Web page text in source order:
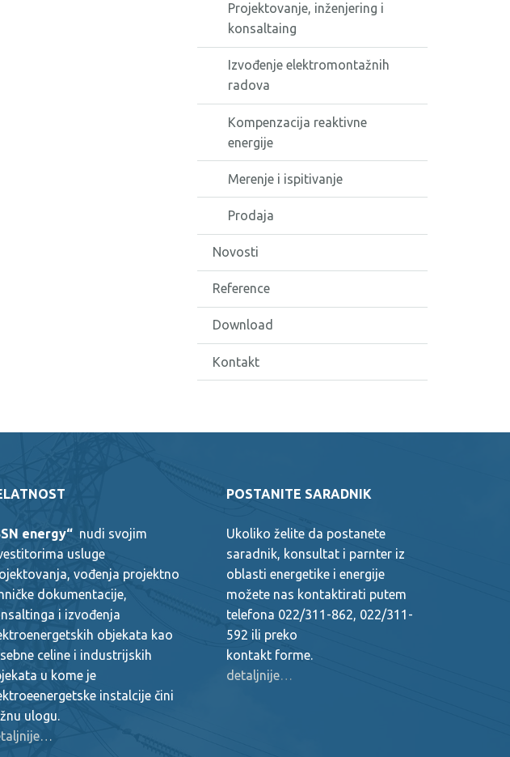
Projektovanje, inženjering i
konsaltaing
Izvođenje elektromontažnih
radova
Kompenzacija reaktivne
energije
Merenje i ispitivanje
Prodaja
Novosti
Reference
Download
Kontakt
energy“ nudi svojim
usluge
vođenja projektno
dokumentacije,
i izvođenja
objekata kao
celine i industrijskih
u kome je
instalcije čini
ulogu.
POSTANITE SARADNIK
Ukoliko želite da postanete
saradnik, konsultat i parnter iz
oblasti energetike i energije
možete nas kontaktirati putem
telefona 022/311-862, 022/311-
592 ili preko
kontakt forme.
detaljnije…